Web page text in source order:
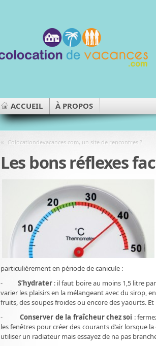
ACCUEIL À PROPOS
« Colocationdevacances.com, un site de rencontres ?
Les bons réflexes
particulièrement en période de canicule :
-S’hydrater : il faut boire au moins 1,5 litre
varier les plaisirs en la mélangeant avec du sirop,
fruits, des soupes froides ou encore des yaourts. Et
-Conserver de la fraîcheur chez soi :
les fenêtres pour créer des courants d’air lorsque
utiliser un radiateur mais essayez de na pas